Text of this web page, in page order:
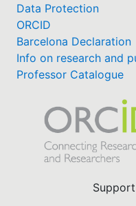
Data Protection
ORCID
Barcelona Declaration
Info on research and
Professor Catalogue